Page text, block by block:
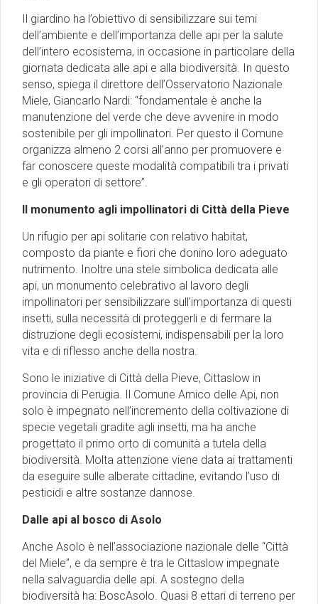
Il giardino ha l’obiettivo di sensibilizzare sui temi
dell’ambiente e dell’importanza delle api per la salute
dell’intero ecosistema, in occasione in particolare della
giornata dedicata alle api e alla biodiversità. In questo
senso, spiega il direttore dell’Osservatorio Nazionale
Miele, Giancarlo Nardi: “fondamentale è anche la
manutenzione del verde che deve avvenire in modo
sostenibile per gli impollinatori. Per questo il Comune
organizza almeno 2 corsi all’anno per promuovere e
far conoscere queste modalità compatibili tra i privati
e gli operatori di settore”.
Il monumento agli impollinatori di Città della Pieve
Un rifugio per api solitarie con relativo habitat,
composto da piante e fiori che donino loro adeguato
nutrimento. Inoltre una stele simbolica dedicata alle
api, un monumento celebrativo al lavoro degli
impollinatori per sensibilizzare sull'importanza di questi
insetti, sulla necessità di proteggerli e di fermare la
distruzione degli ecosistemi, indispensabili per la loro
vita e di riflesso anche della nostra.
Sono le iniziative di Città della Pieve, Cittaslow in
provincia di Perugia. Il Comune Amico delle Api, non
solo è impegnato nell’incremento della coltivazione di
specie vegetali gradite agli insetti, ma ha anche
progettato il primo orto di comunità a tutela della
biodiversità. Molta attenzione viene data ai trattamenti
da eseguire sulle alberate cittadine, evitando l’uso di
pesticidi e altre sostanze dannose.
Dalle api al bosco di Asolo
Anche Asolo è nell’associazione nazionale delle “Città
del Miele”, e da sempre è tra le Cittaslow impegnate
nella salvaguardia delle api. A sostegno della
biodiversità ha: BoscAsolo. Quasi 8 ettari di terreno per